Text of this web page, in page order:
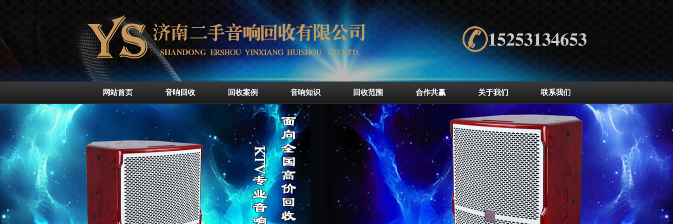
网站首页 音响回收 回收案例 音响知识 回收范围 合作共赢 关于我们 联系我们